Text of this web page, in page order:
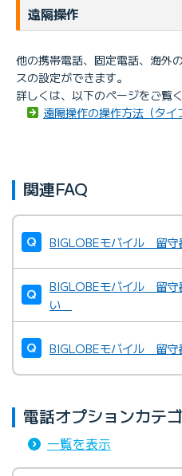
遠隔操作
他の携帯電話、固定電話、海外
スの設定ができます。
詳しくは、以下のページをご覧
遠隔操作の操作方法（タイ
関連FAQ
BIGLOBEモバイル 留守
BIGLOBEモバイル 留守
い
BIGLOBEモバイル 留守
電話オプションカテ
一覧を表示